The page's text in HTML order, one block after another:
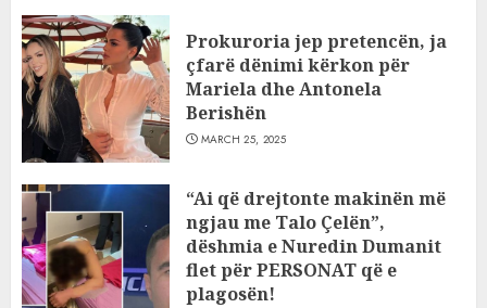
Prokuroria jep pretencën, ja
çfarë dënimi kërkon për
Mariela dhe Antonela
Berishën
MARCH 25, 2025
“Ai që drejtonte makinën më
ngjau me Talo Çelën”,
dëshmia e Nuredin Dumanit
flet për PERSONAT që e
plagosën!